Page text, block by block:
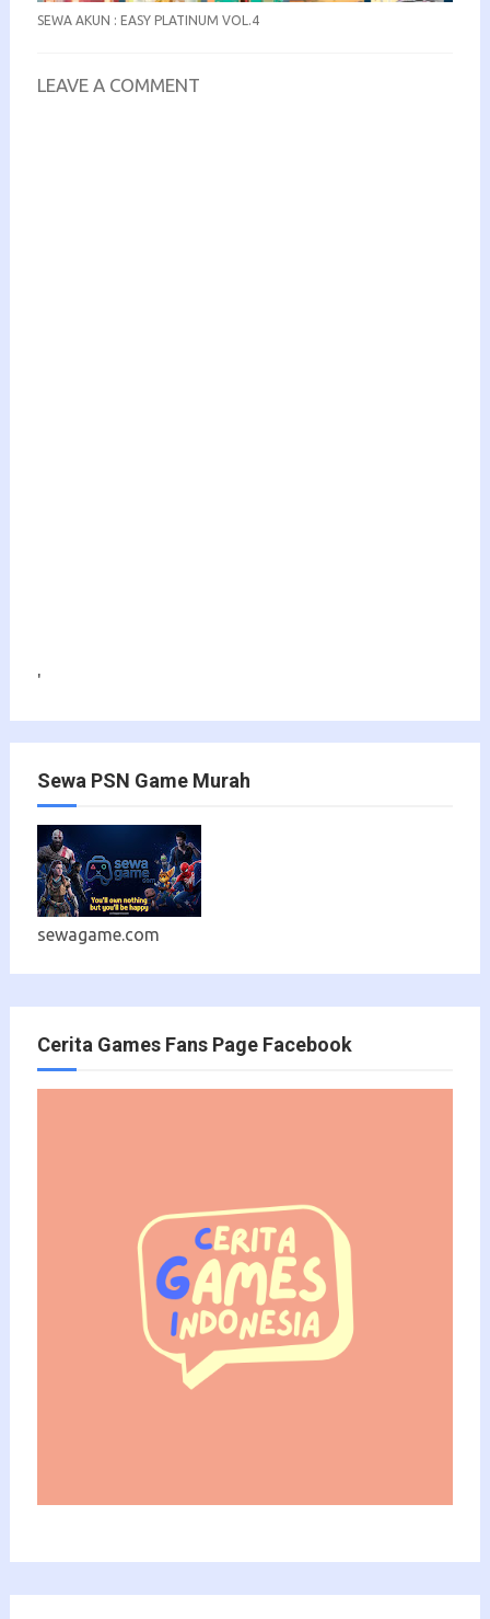
SEWA AKUN : EASY PLATINUM VOL.4
LEAVE A COMMENT
'
Sewa PSN Game Murah
sewagame.com
Cerita Games Fans Page Facebook